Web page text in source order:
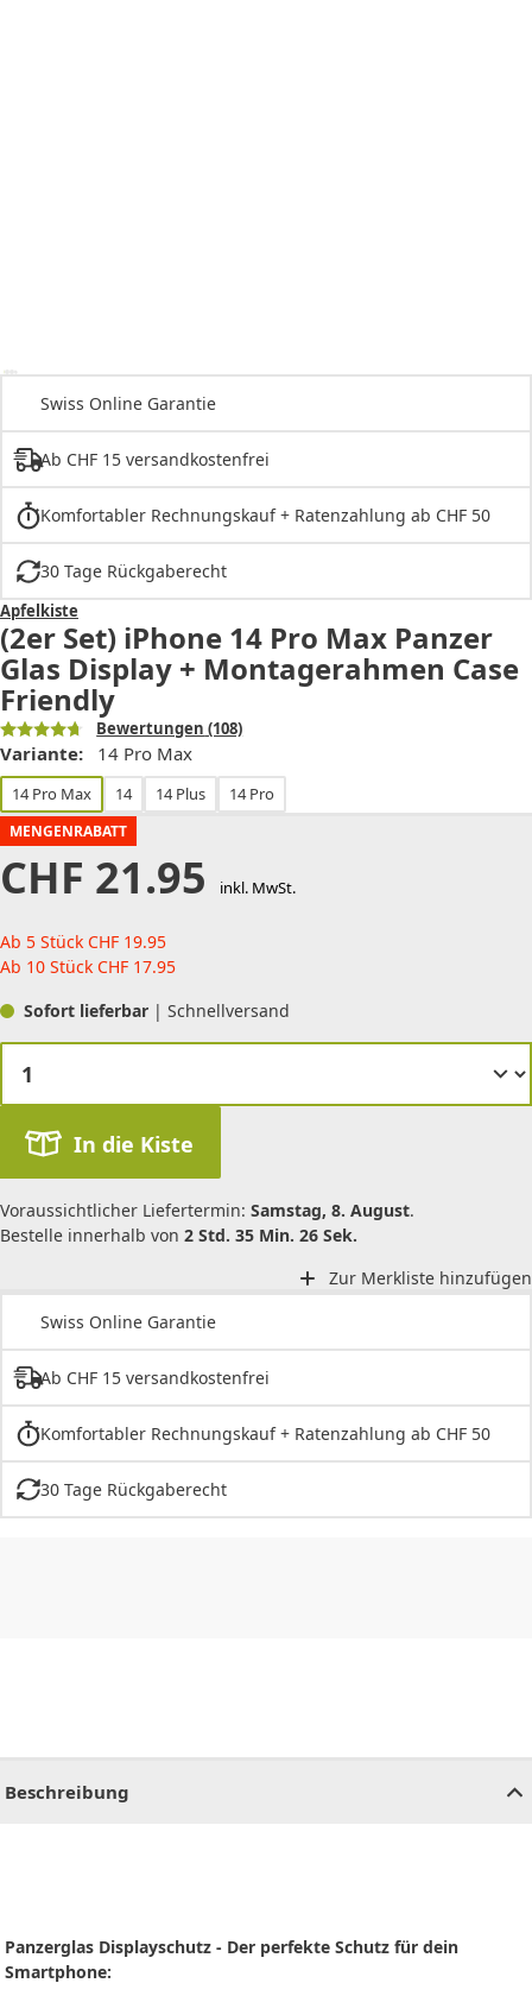
Swiss Online Garantie
Ab CHF 15 versandkostenfrei
Komfortabler Rechnungskauf + Ratenzahlung ab CHF 50
30 Tage Rückgaberecht
Apfelkiste
(2er Set) iPhone 14 Pro Max Panzer
Glas Display + Montagerahmen Case
Friendly
Bewertungen (108)
Variante: 14 Pro Max
14 Pro Max 14 14 Plus 14 Pro
MENGENRABATT
CHF 21.95 inkl. MwSt.
Ab 5 Stück CHF 19.95
Ab 10 Stück CHF 17.95
Sofort lieferbar | Schnellversand
In die Kiste
Voraussichtlicher Liefertermin: Samstag, 8. August.
Bestelle innerhalb von 2 Std. 35 Min. 26 Sek.
Zur Merkliste hinzufügen
Swiss Online Garantie
Ab CHF 15 versandkostenfrei
Komfortabler Rechnungskauf + Ratenzahlung ab CHF 50
30 Tage Rückgaberecht
Beschreibung
Panzerglas Displayschutz - Der perfekte Schutz für dein
Smartphone: